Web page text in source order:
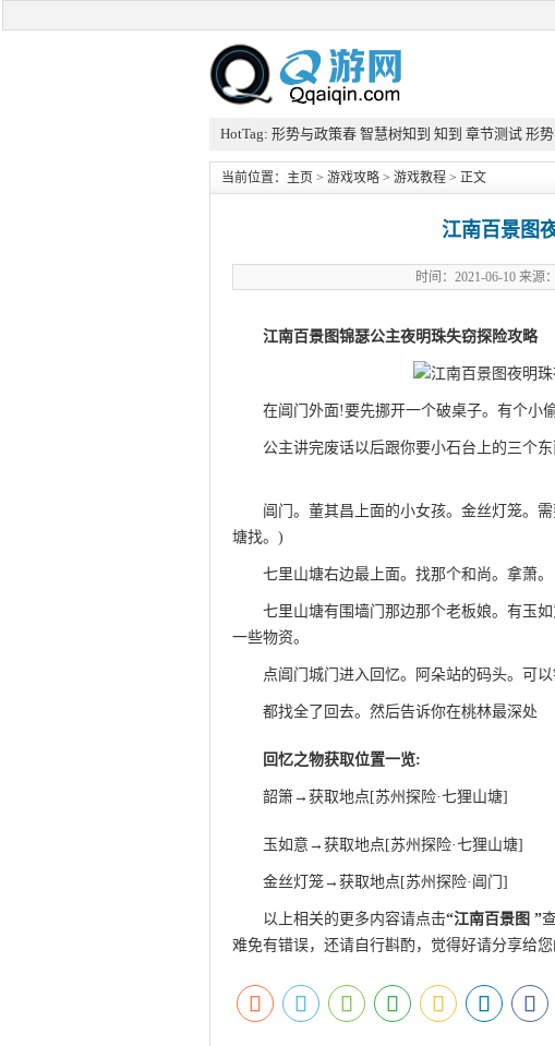
HotTag: 形势与政策春 智慧树知到 知到 章节测试 形
当前位置： 主页 > 游戏攻略 > 游戏教程 > 正文
江南百景图
时间：2021-06-10 来源
江南百景图锦瑟公主夜明珠失窃探险攻略
在阊门外面!要先挪开一个破桌子。有个小
公主讲完废话以后跟你要小石台上的三个
阊门。董其昌上面的小女孩。金丝灯笼。
塘找。)
七里山塘右边最上面。找那个和尚。拿萧。
七里山塘有围墙门那边那个老板娘。有玉
一些物资。
点阊门城门进入回忆。阿朵站的码头。可以
都找全了回去。然后告诉你在桃林最深处
回忆之物获取位置一览:
韶箫→获取地点[苏州探险·七狸山塘]
玉如意→获取地点[苏州探险·七狸山塘]
金丝灯笼→获取地点[苏州探险·阊门]
以上相关的更多内容请点击“江南百景图 ”
难免有错误，还请自行斟酌，觉得好请分享给您